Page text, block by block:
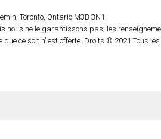
Toronto, Ontario M3B 3N1
nous ne le garantissons pas; les
ce soit n’ est offerte. Droits © 2021 Tous